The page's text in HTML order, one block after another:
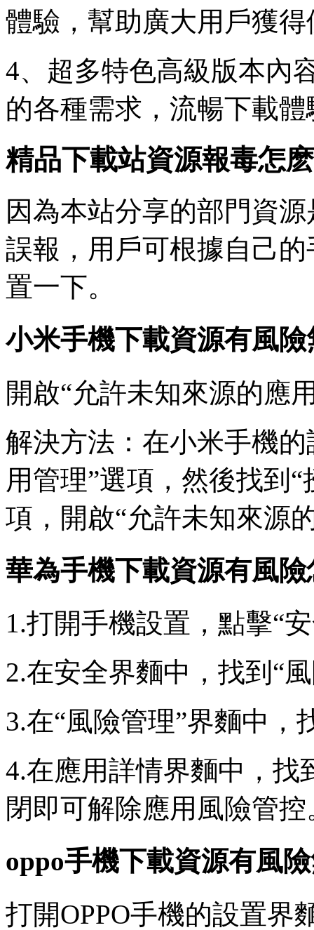
體驗，幫助廣大用戶獲
4、超多特色高級版本內
的各種需求，流暢下載
精品下載站資源報毒怎
因為本站分享的部門資
誤報，用戶可根據自己
置一下。
小米手機下載資源有風
開啟“允許未知來源的應
解決方法：在小米手機
用管理”選項，然後找到
項，開啟“允許未知來源
華為手機下載資源有風
1.打開手機設置，點擊“
2.在安全界麵中，找到“
3.在“風險管理”界麵中
4.在應用詳情界麵中，找
閉即可解除應用風險管控
oppo手機下載資源有風
打開OPPO手機的設置界